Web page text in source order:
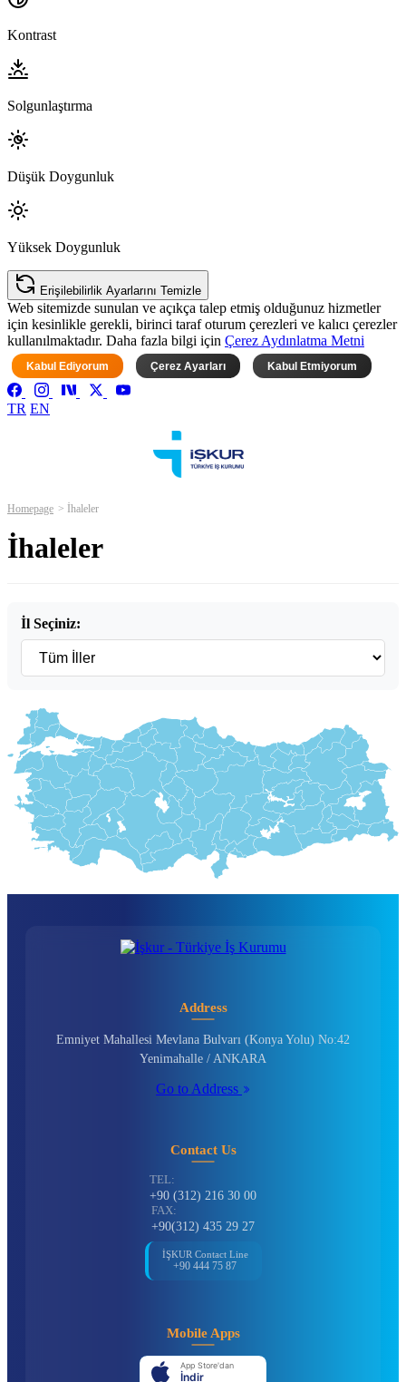
Kontrast
Solgunlaştırma
Düşük Doygunluk
Yüksek Doygunluk
Erişilebilirlik Ayarlarını Temizle
Web sitemizde sunulan ve açıkça talep etmiş olduğunuz hizmetler
için kesinlikle gerekli, birinci taraf oturum çerezleri ve kalıcı çerezler
kullanılmaktadır. Daha fazla bilgi için Çerez Aydınlatma Metni
Kabul Ediyorum Çerez Ayarları Kabul Etmiyorum
TR EN
Homepage İhaleler
İhaleler
İl Seçiniz:
Address
Emniyet Mahallesi Mevlana Bulvarı (Konya Yolu) No:42
Yenimahalle / ANKARA
Go to Address
Contact Us
TEL:
+90 (312) 216 30 00
FAX:
+90(312) 435 29 27
İŞKUR Contact Line
+90 444 75 87
Mobile Apps
App Store'dan
İndir